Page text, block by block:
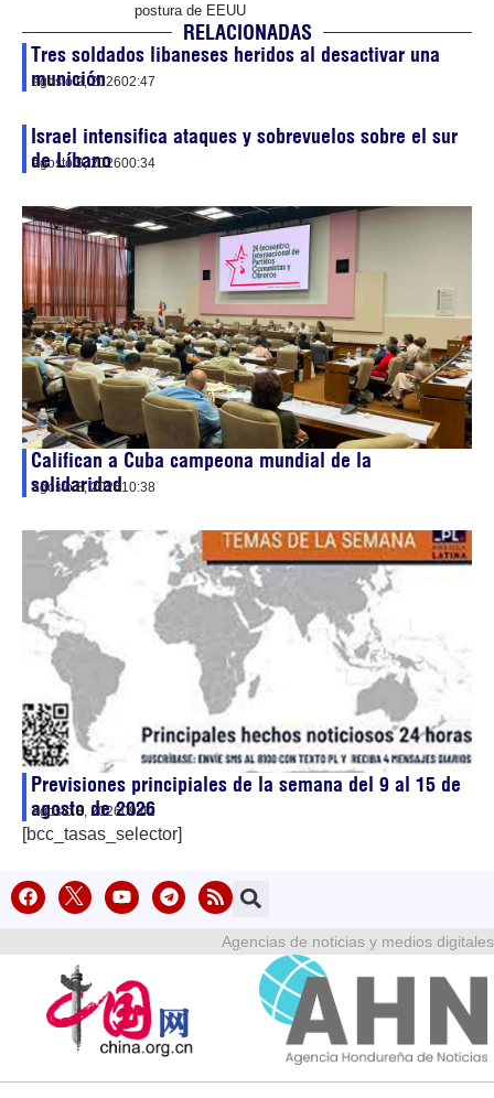
postura de EEUU
RELACIONADAS
Tres soldados libaneses heridos al desactivar una
munición
agosto 9, 202602:47
Israel intensifica ataques y sobrevuelos sobre el sur
de Líbano
agosto 9, 202600:34
Califican a Cuba campeona mundial de la
solidaridad
agosto 8, 202610:38
Previsiones principiales de la semana del 9 al 15 de
agosto de 2026
agosto 8, 202609:42
[bcc_tasas_selector]
Agencias de noticias y medios digitales